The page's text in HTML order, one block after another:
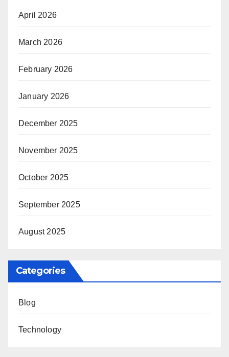
April 2026
March 2026
February 2026
January 2026
December 2025
November 2025
October 2025
September 2025
August 2025
Categories
Blog
Technology